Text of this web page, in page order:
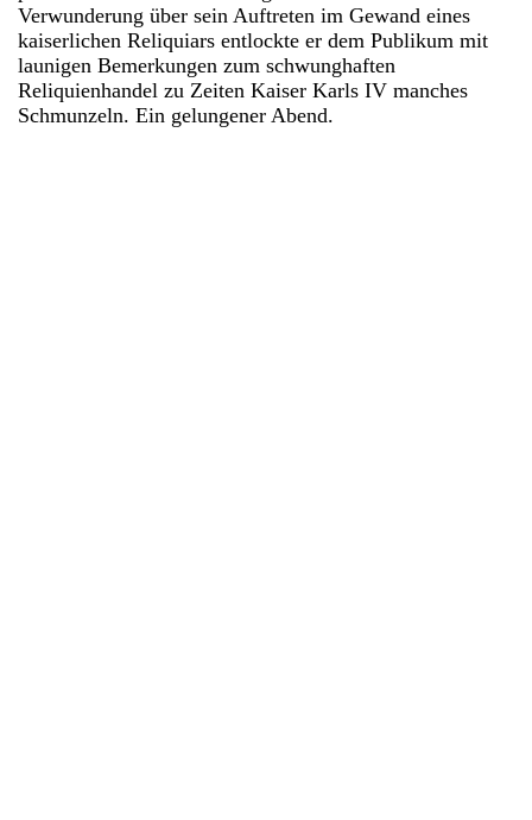
Verwunderung über sein Auftreten im Gewand eines
kaiserlichen Reliquiars entlockte er dem Publikum mit
launigen Bemerkungen zum schwunghaften
Reliquienhandel zu Zeiten Kaiser Karls IV manches
Schmunzeln. Ein gelungener Abend.